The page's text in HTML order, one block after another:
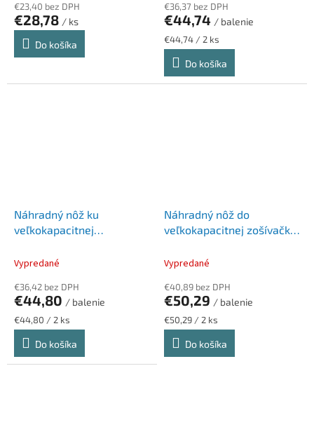
€23,40 bez DPH
€28,78 / ks
Do košíka
€36,37 bez DPH
€44,74 / balenie
Jednotková
cena:
€44,74 / 2 ks
Do košíka
Náhradný nôž ku
veľkokapacitnej
RAPESCO
Vypredané
€36,42 bez DPH
€44,80 / balenie
Jednotková
cena:
€44,80 / 2 ks
Do košíka
Náhradný nôž do
veľkokapacitnej zošívačky
Vypredané
€40,89 bez DPH
€50,29 / balenie
Jednotková
cena:
€50,29 / 2 ks
Do košíka